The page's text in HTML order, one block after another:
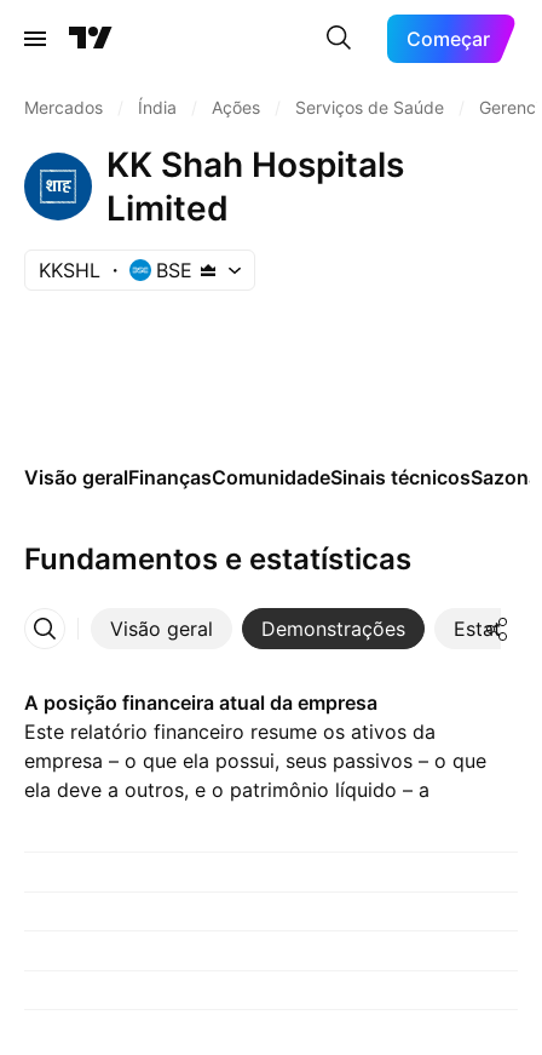
Começar
Mercados Índia Ações Serviços de Saúde
KK Shah Hospitals
Limited
KKSHL BSE
Visão geralFinançasComunidadeSinais técnicos
Fundamentos e estatísticas
Visão geral Demonstrações
Mais
A posição financeira atual da empresa
Este relatório financeiro resume os ativos da
empresa – o que ela possui, seus passivos – o que
ela deve a outros, e o patrimônio líquido – a